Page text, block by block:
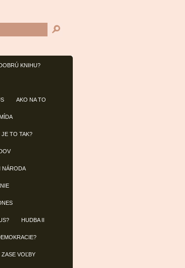
KNIHU?
AKO NA TO
JE TO TAK?
NÁRODA
HUDBA II
ZASE VOĽBY